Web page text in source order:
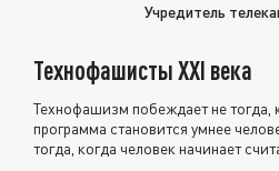
Учредитель
Технофашисты XXI века
Технофашизм побеждает не тогда,
программа становится умнее
тогда, когда человек начинает